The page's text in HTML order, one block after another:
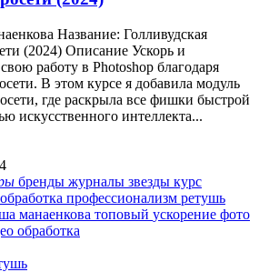
Название: Голливудская
(2024) Описание Ускорь и
работу в Photoshop благодаря
В этом курсе я добавила модуль
где раскрыла все фишки быстрой
искусственного интеллекта...
бренды журналы звезды курс
обработка профессионализм ретушь
манаенкова топовый ускорение фото
обработка